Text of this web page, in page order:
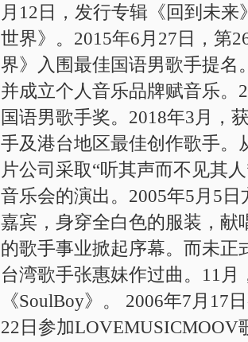
月12日，发行专辑《回到未
世界》。2015年6月27日，第
界》入围最佳国语男歌手提名
并成立个人音乐品牌赋音乐。
国语男歌手奖。2018年3月，
手及港台地区最佳创作歌手。
片公司采取“听其声而不见其
音乐会的演出。2005年5月5
嘉宾，身穿全白色的服装，献
的歌手事业掀起序幕。而未
台湾歌手张惠妹作过曲。11
《SoulBoy》。 2006年7月17
22日参加LOVEMUSICMOOV